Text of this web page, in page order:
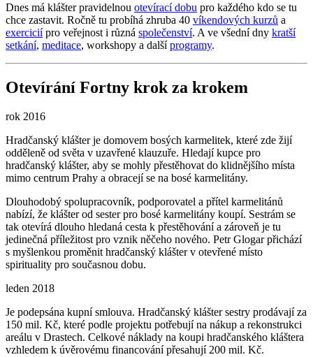
Dnes má klášter pravidelnou otevírací dobu pro každého kdo se tu
chce zastavit. Ročně tu probíhá zhruba 40 víkendových kurzů a
exerciciípro veřejnost i různá společenství. A ve všední dny kratší
setkání, meditace, workshopy a dalšíprogramy.
Otevírání Fortny krok za krokem
rok 2016
Hradčanský klášter je domovem bosých karmelitek, které zde žijí
odděleně od světa v uzavřené klauzuře. Hledají kupce pro
hradčanský klášter, aby se mohly přestěhovat do klidnějšího místa
mimo centrum Prahy a obracejí se na bosé karmelitány.
Dlouhodobý spolupracovník, podporovatel a přítel karmelitánů
nabízí, že klášter od sester pro bosé karmelitány koupí. Sestrám se
tak otevírá dlouho hledaná cesta k přestěhování a zároveň je tu
jedinečná příležitost pro vznik něčeho nového. Petr Glogar přichází
s myšlenkou proměnit hradčanský klášter v otevřené místo
spirituality pro současnou dobu.
leden 2018
Je podepsána kupní smlouva. Hradčanský klášter sestry prodávají za
150 mil. Kč, které podle projektu potřebují na nákup a rekonstrukci
areálu v Drastech. Celkové náklady na koupi hradčanského kláštera
vzhledem k úvěrovému financování přesahují 200 mil. Kč.